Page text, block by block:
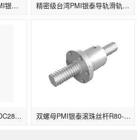
FDIC10016-双螺母型PMI银泰滚珠丝杆FDIC100-16T4/T5/T6 精密级台湾PMI银泰导轨滑轨MSA20S
银泰微小型滚珠丝杆FSDC28-5T5 双螺母PMI银泰滚珠丝杆R80-20-FSWE